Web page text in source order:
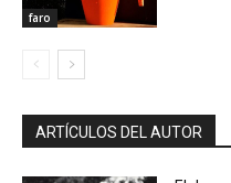
faro
ARTÍCULOS DEL AUTOR